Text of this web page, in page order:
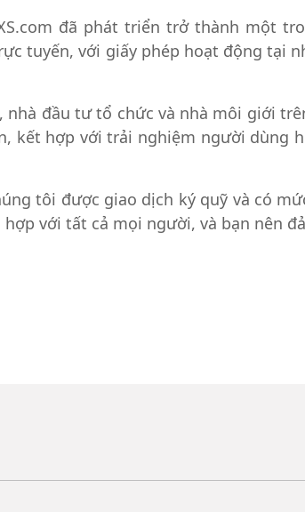
đã phát triển trở thành một
tuyến, với giấy phép hoạt động tại
nhà đầu tư tổ chức và nhà môi giới
kết hợp với trải nghiệm người dùng
tôi được giao dịch ký quỹ và có
với tất cả mọi người, và bạn nên